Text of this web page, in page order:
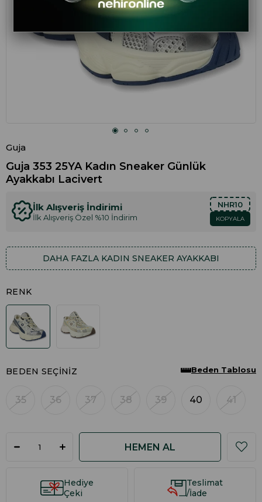
Guja
Guja 353 25YA Kadın Sneaker Günlük
Ayakkabı Lacivert
İlk Alışveriş İndirimi
İlk Alışveriş Özel %10 İndirim
NHR10
KOPYALA
DAHA FAZLA KADIN SNEAKER AYAKKABI
RENK
BEDEN SEÇINIZ
35 36 37 38 39 40 41
Beden Tablosu
Hediye
Çeki
Teslimat
/İade